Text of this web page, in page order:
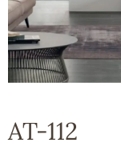
AT-112